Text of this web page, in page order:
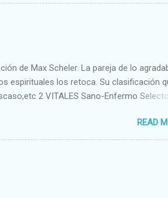
de Max Scheler. La pareja de lo
espirituales los retoca. Su clasificación
2 VITALES Sano-Enfermo
malo Bondadoso-malvado Justo-Injusto
Feo Gracioso-Tosco Elegante-
READ